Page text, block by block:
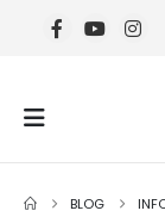
BLOG